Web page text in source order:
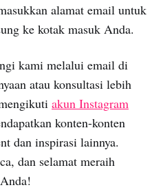
alamat email untuk
ke kotak masuk Anda.
kami melalui email di
atau konsultasi lebih
akun Instagram
konten-konten
dan inspirasi lainnya.
dan selamat meraih